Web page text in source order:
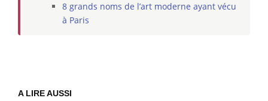
8 grands noms de l’art moderne ayant vécu
à Paris
A LIRE AUSSI